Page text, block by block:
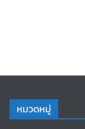
หมวดหมู่